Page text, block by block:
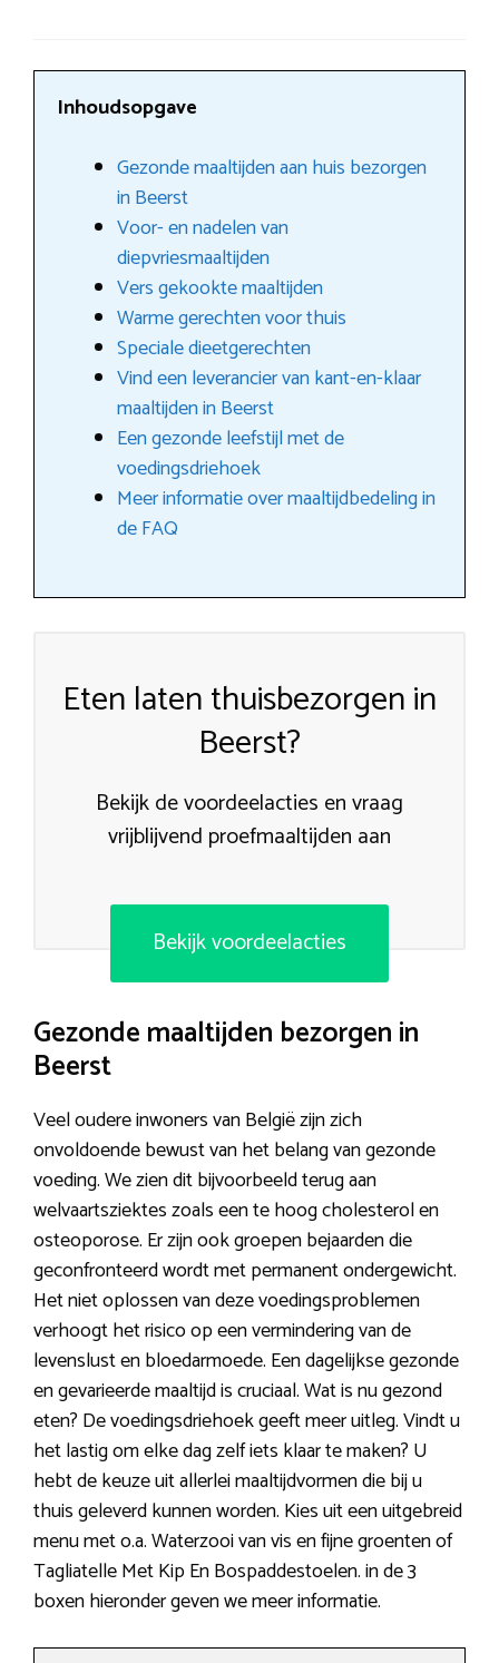
Inhoudsopgave
Gezonde maaltijden aan huis bezorgen
in Beerst
Voor- en nadelen van
diepvriesmaaltijden
Vers gekookte maaltijden
Warme gerechten voor thuis
Speciale dieetgerechten
Vind een leverancier van kant-en-klaar
maaltijden in Beerst
Een gezonde leefstijl met de
voedingsdriehoek
Meer informatie over maaltijdbedeling in
de FAQ
Eten laten thuisbezorgen in
Beerst?
Bekijk de voordeelacties en vraag
vrijblijvend proefmaaltijden aan
Bekijk voordeelacties
Gezonde maaltijden bezorgen in
Beerst
Veel oudere inwoners van België zijn zich
onvoldoende bewust van het belang van gezonde
voeding. We zien dit bijvoorbeeld terug aan
welvaartsziektes zoals een te hoog cholesterol en
osteoporose. Er zijn ook groepen bejaarden die
geconfronteerd wordt met permanent ondergewicht.
Het niet oplossen van deze voedingsproblemen
verhoogt het risico op een vermindering van de
levenslust en bloedarmoede. Een dagelijkse gezonde
en gevarieerde maaltijd is cruciaal. Wat is nu gezond
eten? De voedingsdriehoek geeft meer uitleg. Vindt u
het lastig om elke dag zelf iets klaar te maken? U
hebt de keuze uit allerlei maaltijdvormen die bij u
thuis geleverd kunnen worden. Kies uit een uitgebreid
menu met o.a. Waterzooi van vis en fijne groenten of
Tagliatelle Met Kip En Bospaddestoelen. in de 3
boxen hieronder geven we meer informatie.